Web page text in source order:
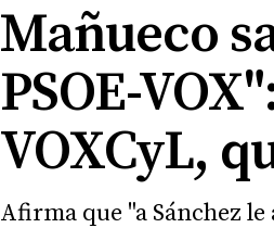
Mañueco
PSOE-
VOXCyL,
Afirma que "a Sánchez